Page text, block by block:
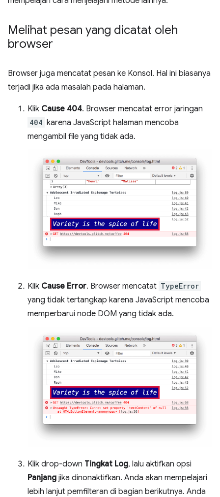
Melihat pesan yang dicatat oleh
browser
Browser juga mencatat pesan ke Konsol. Hal ini biasanya
terjadi jika ada masalah pada halaman.
Klik Cause 404. Browser mencatat error jaringan
404 karena JavaScript halaman mencoba
mengambil file yang tidak ada.
Klik Cause Error. Browser mencatat TypeError
yang tidak tertangkap karena JavaScript mencoba
memperbarui node DOM yang tidak ada.
Klik drop-down Tingkat Log, lalu aktifkan opsi
Panjang jika dinonaktifkan. Anda akan mempelajari
lebih lanjut pemfilteran di bagian berikutnya. Anda